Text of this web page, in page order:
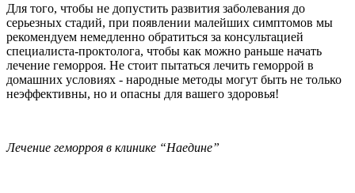
Для того, чтобы не допустить развития заболевания до
серьезных стадий, при появлении малейших симптомов мы
рекомендуем немедленно обратиться за консультацией
специалиста-проктолога, чтобы как можно раньше начать
лечение геморроя. Не стоит пытаться лечить геморрой в
домашних условиях - народные методы могут быть не только
неэффективны, но и опасны для вашего здоровья!
Лечение геморроя в клинике “Наедине”